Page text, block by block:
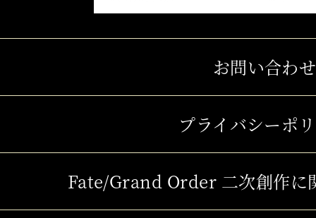
お問い合わせ
プライバシーポ
Fate/Grand Order 二次創作に